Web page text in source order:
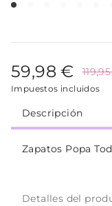
59,98 €
Impuestos incluidos
Descripción
Zapatos Popa
Detalles del